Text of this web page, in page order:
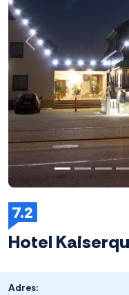
7.2
Hotel
Adres: